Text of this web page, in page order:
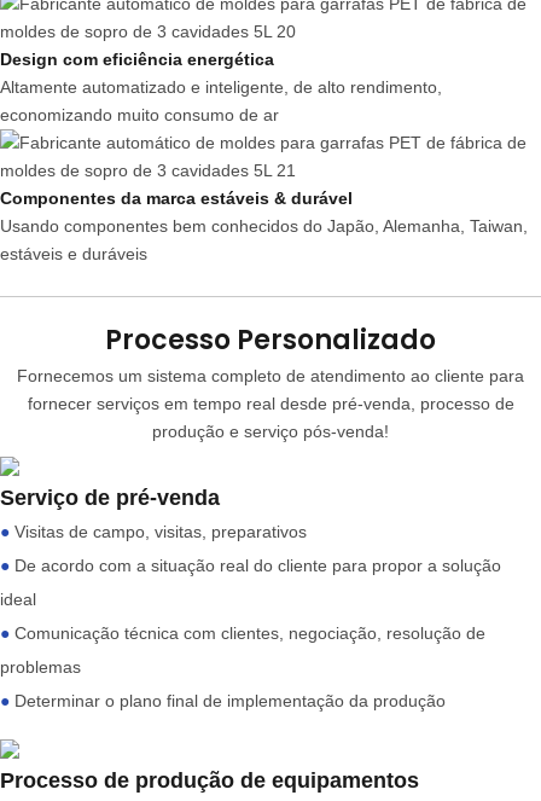
Design com eficiência energética
Altamente automatizado e inteligente, de alto rendimento,
economizando muito consumo de ar
Componentes da marca estáveis & durável
Usando componentes bem conhecidos do Japão, Alemanha, Taiwan,
estáveis ​​e duráveis
Processo Personalizado
Fornecemos um sistema completo de atendimento ao cliente para
fornecer serviços em tempo real desde pré-venda, processo de
produção e serviço pós-venda!
Serviço de pré-venda
● Visitas de campo, visitas, preparativos
● De acordo com a situação real do cliente para propor a solução
ideal
● Comunicação técnica com clientes, negociação, resolução de
problemas
● Determinar o plano final de implementação da produção
Processo de produção de equipamentos